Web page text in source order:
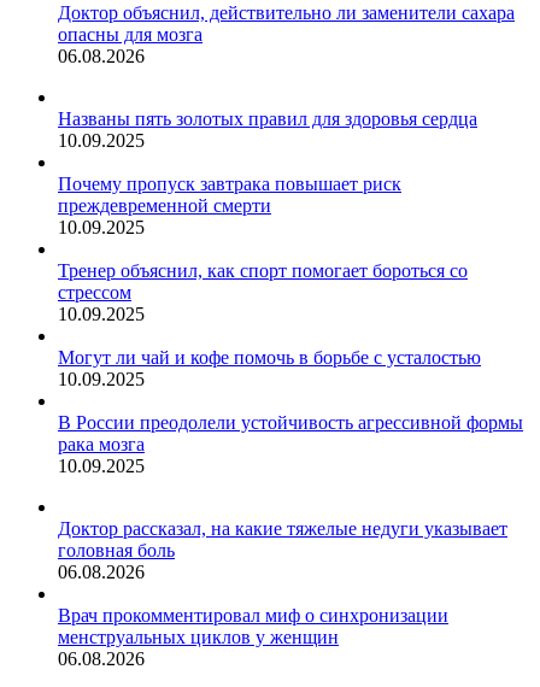
Доктор объяснил, действительно ли заменители сахара
опасны для мозга
06.08.2026
Названы пять золотых правил для здоровья сердца
10.09.2025
Почему пропуск завтрака повышает риск
преждевременной смерти
10.09.2025
Тренер объяснил, как спорт помогает бороться со
стрессом
10.09.2025
Могут ли чай и кофе помочь в борьбе с усталостью
10.09.2025
В России преодолели устойчивость агрессивной формы
рака мозга
10.09.2025
Доктор рассказал, на какие тяжелые недуги указывает
головная боль
06.08.2026
Врач прокомментировал миф о синхронизации
менструальных циклов у женщин
06.08.2026